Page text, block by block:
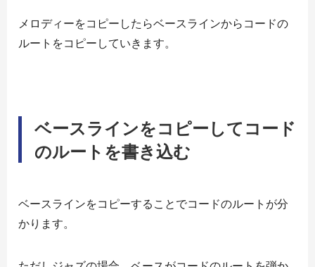
メロディーをコピーしたらベースラインからコードの
ルートをコピーしていきます。
ベースラインをコピーしてコード
のルートを書き込む
ベースラインをコピーすることでコードのルートが分
かります。